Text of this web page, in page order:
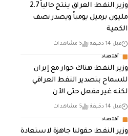
وزير النفط: العراق ينتج حالياً 2.7
مليون برميل يومياً ويصدر نصف
الكمية
قبل 14 دقيقة 5 مشاهدات
أقتصاد
وزير النفط: هناك حوار مع إيران
للسماح بتصدير النفط العراقي
لكنه غير مفعل حتى الآن
قبل 14 دقيقة 5 مشاهدات
أقتصاد
وزير النفط: حقولنا جاهزة لاستعادة